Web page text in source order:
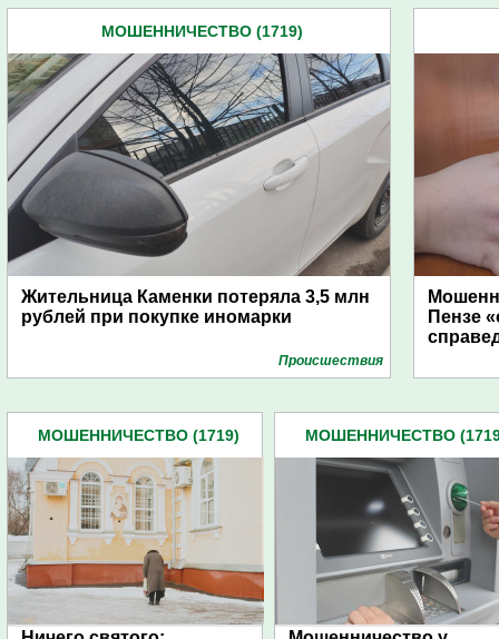
МОШЕННИЧЕСТВО (1719)
Жительница Каменки потеряла 3,5 млн
рублей при покупке иномарки
Проиcшествия
Пензе
МОШЕННИЧЕСТВО (1719) МОШЕННИЧЕСТВО